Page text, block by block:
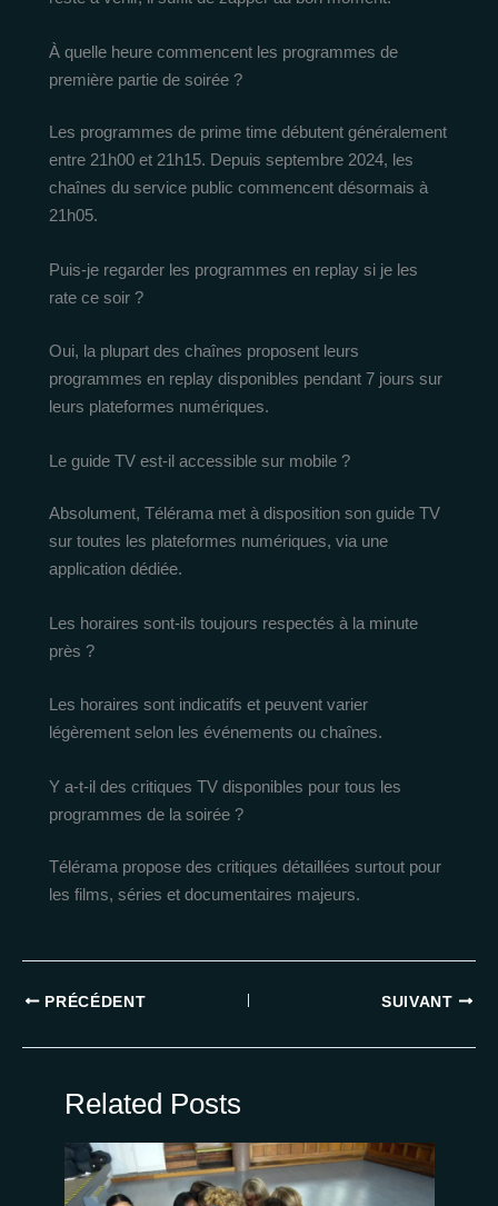
À quelle heure commencent les programmes de
première partie de soirée ?
Les programmes de prime time débutent généralement
entre 21h00 et 21h15. Depuis septembre 2024, les
chaînes du service public commencent désormais à
21h05.
Puis-je regarder les programmes en replay si je les
rate ce soir ?
Oui, la plupart des chaînes proposent leurs
programmes en replay disponibles pendant 7 jours sur
leurs plateformes numériques.
Le guide TV est-il accessible sur mobile ?
Absolument, Télérama met à disposition son guide TV
sur toutes les plateformes numériques, via une
application dédiée.
Les horaires sont-ils toujours respectés à la minute
près ?
Les horaires sont indicatifs et peuvent varier
légèrement selon les événements ou chaînes.
Y a-t-il des critiques TV disponibles pour tous les
programmes de la soirée ?
Télérama propose des critiques détaillées surtout pour
les films, séries et documentaires majeurs.
PRÉCÉDENT SUIVANT
Related Posts